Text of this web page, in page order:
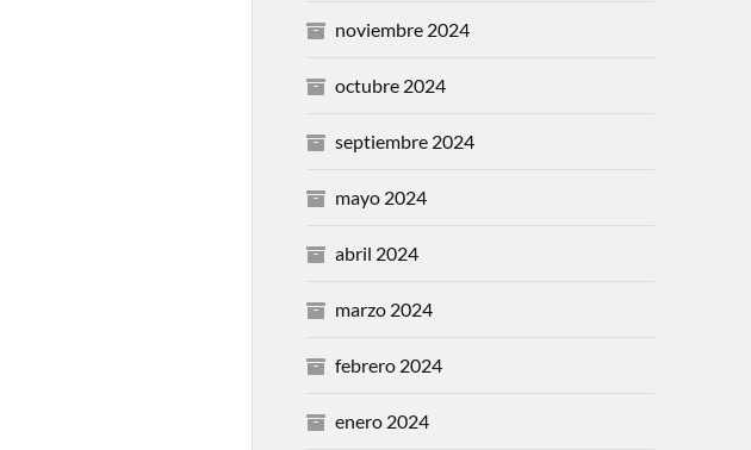
noviembre 2024
octubre 2024
septiembre 2024
mayo 2024
abril 2024
marzo 2024
febrero 2024
enero 2024